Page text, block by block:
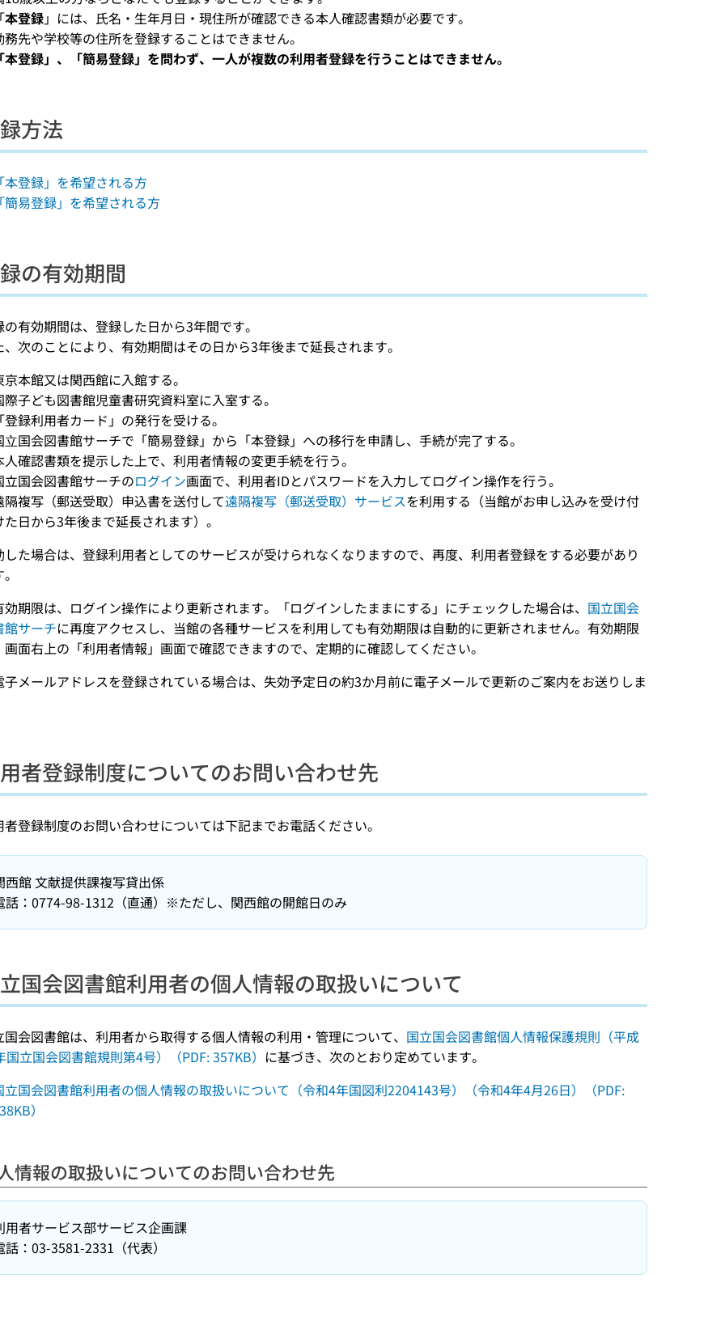
本登録」には、氏名・生年月日・現住所が確認できる本人確認書類が必要です。
務先や学校等の住所を登録することはできません。
本登録」、「簡易登録」を問わず、一人が複数の利用者登録を行うことはできません。
方法
本登録」を希望される方
簡易登録」を希望される方
の有効期間
の有効期間は、登録した日から3年間です。
、次のことにより、有効期間はその日から3年後まで延長されます。
京本館又は関西館に入館する。
際子ども図書館児童書研究資料室に入室する。
登録利用者カード」の発行を受ける。
⽴国会図書館サーチで「簡易登録」から「本登録」への移行を申請し、手続が完了する。
人確認書類を提示した上で、利用者情報の変更手続を行う。
立国会図書館サーチのログイン画面で、利用者IDとパスワードを入力してログイン操作を行う。
隔複写（郵送受取）申込書を送付して遠隔複写（郵送受取）サービスを利用する（当館がお申し込みを受け付
た日から3年後まで延長されます）。
した場合は、登録利用者としてのサービスが受けられなくなりますので、再度、利用者登録をする必要があり
期限は、ログイン操作により更新されます。「ログインしたままにする」にチェックした場合は、 国立国会
館サーチに再度アクセスし、当館の各種サービスを利用しても有効期限は自動的に更新されません。有効期限
画面右上の「利用者情報」画面で確認できますので、定期的に確認してください。
メールアドレスを登録されている場合は、失効予定日の約3か月前に電子メールで更新のご案内をお送りしま
者登録制度についてのお問い合わせ先
者登録制度のお問い合わせについては下記までお電話ください。
西館 文献提供課複写貸出係
話：0774-98-1312（直通）※ただし、関西館の開館日のみ
国会図書館利用者の個人情報の取扱いについて
国会図書館は、利用者から取得する個人情報の利用・管理について、 国立国会図書館個人情報保護規則（平成
国立国会図書館規則第4号）（PDF: 357KB） に基づき、次のとおり定めています。
立国会図書館利用者の個人情報の取扱いについて（令和4年国図利2204143号）（令和4年4月26日）（PDF:
）
情報の取扱いについてのお問い合わせ先
用者サービス部サービス企画課
話：03-3581-2331（代表）